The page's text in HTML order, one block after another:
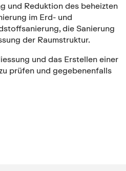
und Reduktion des beheizten
im Erd- und
die Sanierung
der Raumstruktur.
und das Erstellen einer
prüfen und gegebenenfalls